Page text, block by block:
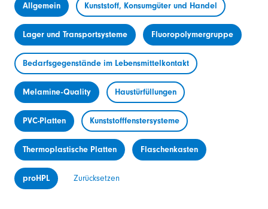
Allgemein Kunststoff, Konsumgüter und Handel
Lager und Transportsysteme Fluoropolymergruppe
Bedarfsgegenstände im Lebensmittelkontakt
Melamine-Quality Haustürfüllungen
PVC-Platten Kunststofffenstersysteme
Thermoplastische Platten Flaschenkasten
proHPL Zurücksetzen